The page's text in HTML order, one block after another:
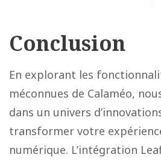
Conclusion
En explorant les
méconnues de Calaméo,
dans un univers
transformer votre
numérique. L’intégration